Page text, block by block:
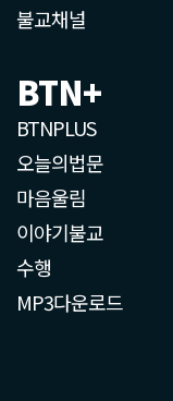
불교채널
BTN+
BTNPLUS
오늘의법문
마음울림
이야기불교
수행
MP3다운로드